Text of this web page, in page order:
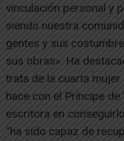
vinculación personal y
siendo nuestra
gentes y sus
sus obras». Ha
trata de la cuarta mujer
hace con el Príncipe
escritora en
“ha sido capaz de